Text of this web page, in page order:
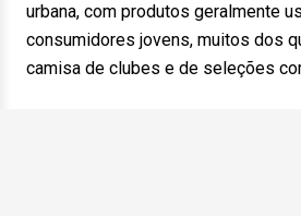
urbana, com produtos geralmente
consumidores jovens, muitos dos
camisa de clubes e de seleções